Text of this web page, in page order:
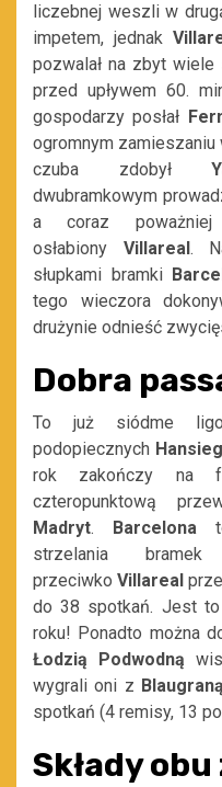
liczebnej weszli w
impetem, jednak
pozwalał na zbyt
przed upływem 60.
gospodarzy posłał
ogromnym zamieszaniu
czuba zdobył
dwubramkowym
a coraz
osłabiony Villareal .
słupkami bramki
tego wieczora
drużynie odnieść
Dobra
To już siódme
podopiecznych
rok zakończy na
czteropunktową
Madryt. Barcelona
strzelania
przeciwkoVillareal
do 38 spotkań. Jest
roku! Ponadto można
Łodzią Podwodną
wygrali oni z Blaugraną
spotkań (4 remisy, 13
Składy obu